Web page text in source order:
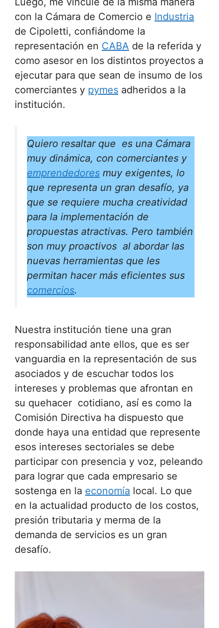
con la Cámara de Comercio e Industria
de Cipoletti, confiándome la
representación en CABA de la referida y
como asesor en los distintos proyectos a
ejecutar para que sean de insumo de los
comerciantes y pymes adheridos a la
institución.
Quiero resaltar que es una Cámara
muy dinámica, con comerciantes y
emprendedores muy exigentes, lo
que representa un gran desafío, ya
que se requiere mucha creatividad
para la implementación de
propuestas atractivas. Pero también
son muy proactivos al abordar las
nuevas herramientas que les
permitan hacer más eficientes sus
comercios.
Nuestra institución tiene una gran
responsabilidad ante ellos, que es ser
vanguardia en la representación de sus
asociados y de escuchar todos los
intereses y problemas que afrontan en
su quehacer cotidiano, así es como la
Comisión Directiva ha dispuesto que
donde haya una entidad que represente
esos intereses sectoriales se debe
participar con presencia y voz, peleando
para lograr que cada empresario se
sostenga en la economía local. Lo que
en la actualidad producto de los costos,
presión tributaria y merma de la
demanda de servicios es un gran
desafío.